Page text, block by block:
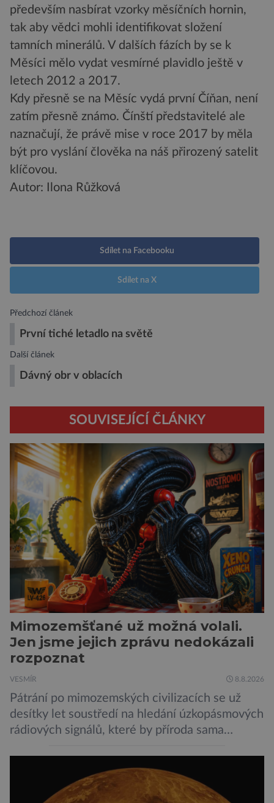
především nasbírat vzorky měsíčních hornin,
tak aby vědci mohli identifikovat složení
tamních minerálů. V dalších fázích by se k
Měsíci mělo vydat vesmírné plavidlo ještě v
letech 2012 a 2017.
Kdy přesně se na Měsíc vydá první Číňan, není
zatím přesně známo. Čínští představitelé ale
naznačují, že právě mise v roce 2017 by měla
být pro vyslání člověka na náš přirozený satelit
klíčovou.
Autor: Ilona Růžková
Sdílet na Facebooku
Sdílet na X
Předchozí článek
První tiché letadlo na světě
Další článek
Dávný obr v oblacích
SOUVISEJÍCÍ ČLÁNKY
Mimozemšťané už možná volali.
Jen jsme jejich zprávu nedokázali
rozpoznat
VESMÍR 8.8.2026
Pátrání po mimozemských civilizacích se už
desítky let soustředí na hledání úzkopásmových
rádiových signálů, které by příroda sama
svazující. Cestou vesmírem se totiž signál může
natolik změnit, že ho naše algoritmy vyhodnotí